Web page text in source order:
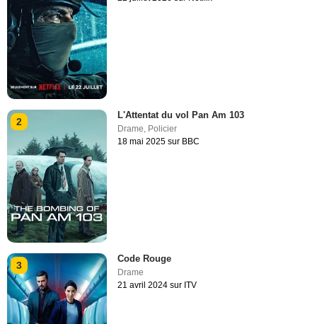
2
L'Attentat du vol Pan Am 103
Drame, Policier
18 mai 2025 sur BBC
3
Code Rouge
Drame
21 avril 2024 sur ITV